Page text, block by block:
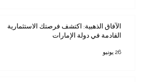
الآفاق الذهبية: اكتشف فرصتك الاستثمارية
القادمة في دولة الإمارات
26 يونيو